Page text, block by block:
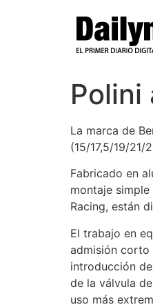
Polini
La marca de
(15/17,5/19/
Fabricado en
montaje
Racing, están
El trabajo en
admisión corto
introducción
de la válvula
uso más